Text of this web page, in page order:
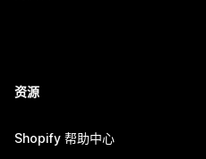
资源
Shopify 帮助中心